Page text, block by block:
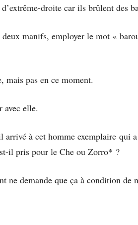
droite car ils brûlent des
manifs, employer le mot «
mais pas en ce moment.
avec elle.
arrivé à cet homme exemplaire qui
il pris pour le Che ou Zorro* ?
ne demande que ça à condition de